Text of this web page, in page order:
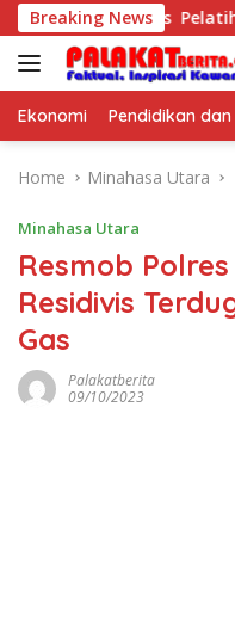
Skip
to
content
Breaking News
Kids Pelatihan
Ekonomi Pendidikan
Home Minahasa Utara
Minahasa Utara
Resmob
Residivis
Gas
Palakatberita
09/10/2023